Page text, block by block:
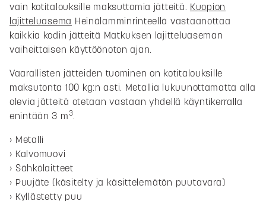
vain kotitalouksille maksuttomia jätteitä. Kuopion
lajitteluasema Heinälamminrinteellä vastaanottaa
kaikkia kodin jätteitä Matkuksen lajitteluaseman
vaiheittaisen käyttöönoton ajan.
Vaarallisten jätteiden tuominen on kotitalouksille
maksutonta 100 kg:n asti. Metallia lukuunottamatta alla
olevia jätteitä otetaan vastaan yhdellä käyntikerralla
enintään 3 m3.
Metalli
Kalvomuovi
Sähkölaitteet
Puujäte (käsitelty ja käsittelemätön puutavara)
Kyllästetty puu